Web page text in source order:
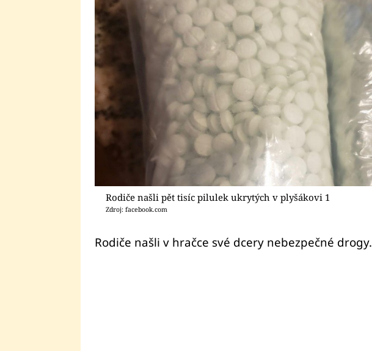
Rodiče našli pět tisíc pilulek ukrytých v plyšákovi 1
Zdroj: facebook.com
Rodiče našli v hračce své dcery nebezpečné drogy.